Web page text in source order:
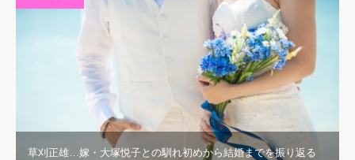
草刈正雄…嫁・大塚悦子との馴れ初めから結婚までを振り返る